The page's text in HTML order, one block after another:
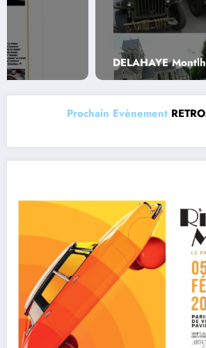
DELAHAYE Montlhéry Vintage
Prochain Evènement